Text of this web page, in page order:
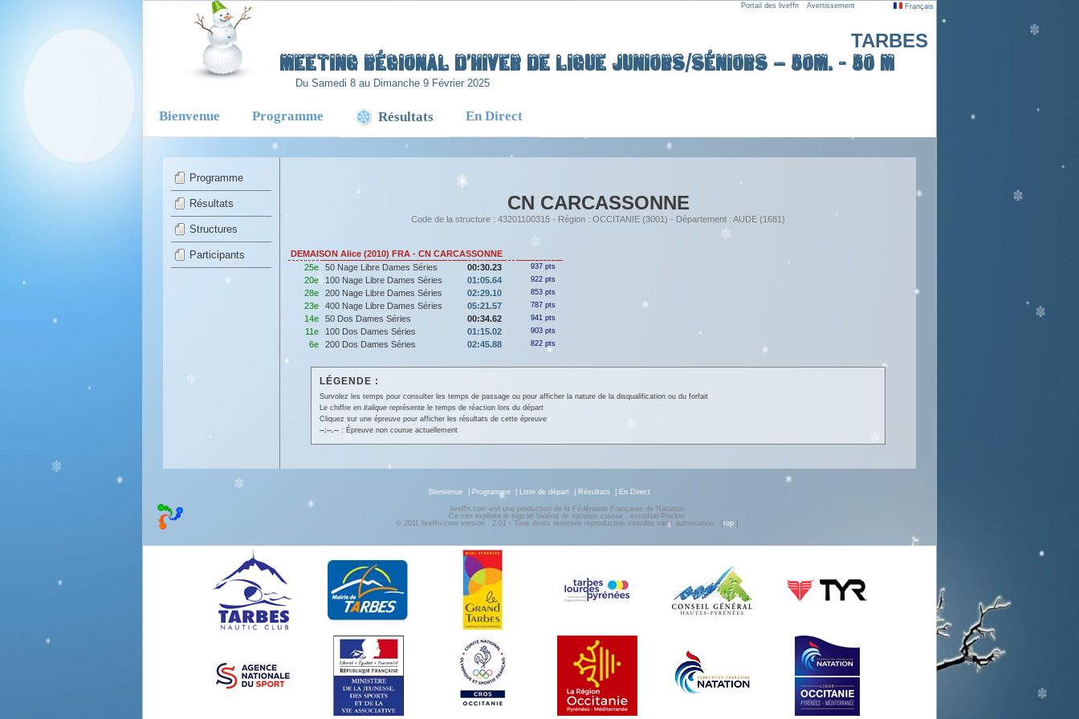
Portail des liveffn Avertissement Français
TARBES
Meeting Régional d’Hiver de Ligue Juniors/Séniors – 50m. - 50 m
Du Samedi 8 au Dimanche 9 Février 2025
Bienvenue Programme Résultats En Direct
Programme
Résultats
Structures
Participants
CN CARCASSONNE
Code de la structure : 43201100315 - Région : OCCITANIE (3001) - Département : AUDE (1681)
DEMAISON Alice (2010) FRA - CN CARCASSONNE
25e
50 Nage Libre Dames Séries 00:30.23 937 pts
20e 100 Nage Libre Dames Séries 01:05.64 922 pts
28e 200 Nage Libre Dames Séries 02:29.10 853 pts
23e 400 Nage Libre Dames Séries 05:21.57 787 pts
14e 50 Dos Dames Séries 00:34.62 941 pts
11e 100 Dos Dames Séries 01:15.02 903 pts
6e 200 Dos Dames Séries 02:45.88 822 pts
LÉGENDE :
Survolez les temps pour consulter les temps de passage ou pour afficher la nature de la disqualification ou du forfait
Le chiffre en italiquereprésente le temps de réaction lors du départ
Cliquez sur une épreuve pour afficher les résultats de cette épreuve
--:--.--: Épreuve non courue actuellement
Bienvenue Programme Liste de départ Résultats En Direct
liveffn.com est une production de la Fédération Française de Natation
Ce site exploite le logiciel fédéral de natation course : extraNat-Pocket
© 2011 liveffn.com version : 2.01 - Tous droits réservés reproduction interdite sans autorisation
top ]